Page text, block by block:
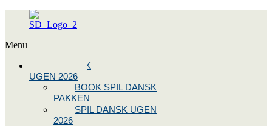
Menu
SPIL DANSK
UGEN 2026
BOOK SPIL DANSK
PAKKEN
SPIL DANSK UGEN
2026